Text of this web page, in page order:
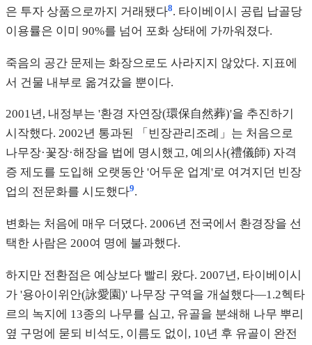
은 투자 상품으로까지 거래됐다8. 타이베이시 공립 납골당
이용률은 이미 90%를 넘어 포화 상태에 가까워졌다.
죽음의 공간 문제는 화장으로도 사라지지 않았다. 지표에
서 건물 내부로 옮겨갔을 뿐이다.
2001년, 내정부는 '환경 자연장(環保自然葬)'을 추진하기
시작했다. 2002년 통과된 「빈장관리조례」는 처음으로
나무장·꽃장·해장을 법에 명시했고, 예의사(禮儀師) 자격
증 제도를 도입해 오랫동안 '어두운 업계'로 여겨지던 빈장
업의 전문화를 시도했다9.
변화는 처음에 매우 더뎠다. 2006년 전국에서 환경장을 선
택한 사람은 200여 명에 불과했다.
하지만 전환점은 예상보다 빨리 왔다. 2007년, 타이베이시
가 '용아이위안(詠愛園)' 나무장 구역을 개설했다—1.2헥타
르의 녹지에 13종의 나무를 심고, 유골을 분쇄해 나무 뿌리
옆 구멍에 묻되 비석도, 이름도 없이, 10년 후 유골이 완전